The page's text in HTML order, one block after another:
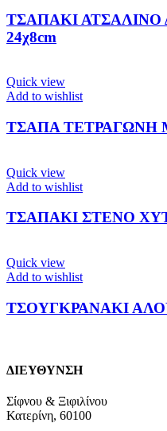
ΤΣΑΠΑΚΙ ΑΤΣΑΛΙΝΟ
24χ8cm
Quick view
Add to wishlist
ΤΣΑΠΑ ΤΕΤΡΑΓΩΝΗ
Quick view
Add to wishlist
ΤΣΑΠΑΚΙ ΣΤΕΝΟ
Quick view
Add to wishlist
ΤΣΟΥΓΚΡΑΝΑΚΙ
ΔΙΕΥΘΥΝΣΗ
Σίφνου & Ξιφιλίνου
Κατερίνη, 60100